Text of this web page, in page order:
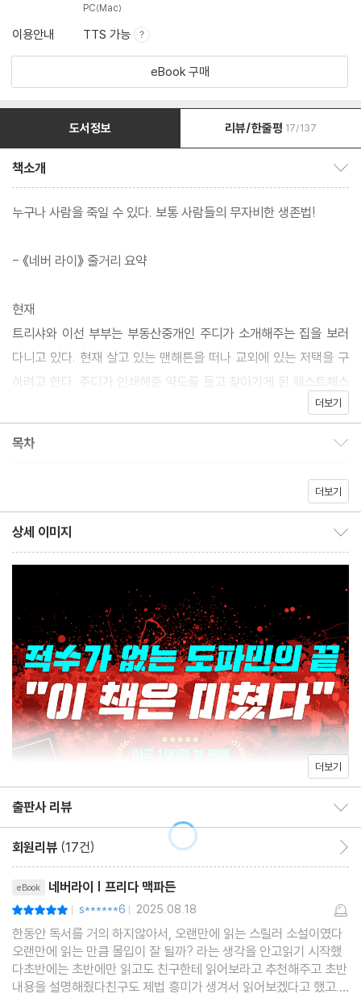
PC(Mac)
이용안내 TTS 가능
eBook 구매
도서정보 리뷰/한줄평 17/137
책소개
누구나 사람을 죽일 수 있다. 보통 사람들의 무자비한 생존법!
- 《네버 라이》 줄거리 요약
현재
트리샤와 이선 부부는 부동산중개인 주디가 소개해주는 집을 보러
다니고 있다. 현재 살고 있는 맨해튼을 떠나 교외에 있는 저택을 구
하려고 한다. 주디가 인쇄해준 약도를 들고 찾아가게 된 웨스트체스
터의 저택은 원래 3년 전 실종된 정신과 의사 에이드리엔 헤일 박사
트체스터의 저택으로 들어서는 갈림길로 접어들 무렵 절정을 이룬
다. 이선이 운전하는 이륜구동 BMW로는 더 이상 운행하기 불가해
보일 만큼 폭설이 쏟아진다. 주변에 다른 집이나 모텔도 없어 트리샤
와 이선은 어쩔 수 없이 현재 아무도 살지 않는 헤일 박사의 저택에
서 하룻밤 머물기로 한다. 저택 가까이 다가가 보니 2층에 불이 켜져
저택으로 들어간 트리샤와 이선은 불이 켜져 있던 2층으로 올라간
다. 어느새 불이 꺼져 있고, 방문을 모두 열어본 결과 사람이 머문 흔
적은 없다. 트리샤와 이선은 다시 삐걱거리는 나선형 계단을 내려와
오랫동안 불을 피우지 않아 냉기가 감도는 집 안을 따스하게 덥히기
위해 벽난로에 불을 지핀다. 냉장고를 열어보니 아직 유통기한이 지
나지 않은 음식이 있다. 헤일 박사는 이미 3년 전에 실종되었기에 이
상하다는 생각이 들지만 일단 허기진 배를 채울 수밖에 없다.
외따로 떨어진 집이라 휴대폰이 터지지 않아 제설차를 보내달라고
정한다. 트리샤는 오랫동안 비어 있었던 저택에서 하룻밤 머물자니
기분이 으스스한 반면 남편 이선은 마음에 꼭 드는 집이라면서 희희
낙락이다.
심심풀이로 읽을 책을 찾던 트리샤는 책장을 둘러보다가 스티븐 킹
의 《샤이닝》을 빼내려고 팔을 뻗는다. 책등을 잡아당기자 달칵 소리
와 함께 비밀의 방이 드러난다. 트리샤는 비밀의 방에서 헤일 박사가
상담 치료 과정을 녹음해둔 테이프들을 찾아낸다. 헤일 박사가 남긴
테이프에는 놀라운 사실들이 들어 있다.
더보기
목차
더보기
상세 이미지
더보기
출판사 리뷰
회원리뷰 (17건)
eBook 네버라이 | 프리다 맥파든
| s******6 | 2025.08.18
한동안 독서를 거의 하지않아서, 오랜만에 읽는 스릴러 소설이였다
오랜만에 읽는 만큼 몰입이 잘 될까? 라는 생각을 안고읽기 시작했
다초반에는 초반에만 읽고도 친구한테 읽어보라고 추천해주고 초반
내용을 설명해줬다친구도 제법 흥미가 생겨서 읽어보겠다고 했고...